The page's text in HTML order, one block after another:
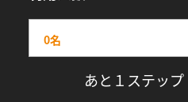
あと１ステップ